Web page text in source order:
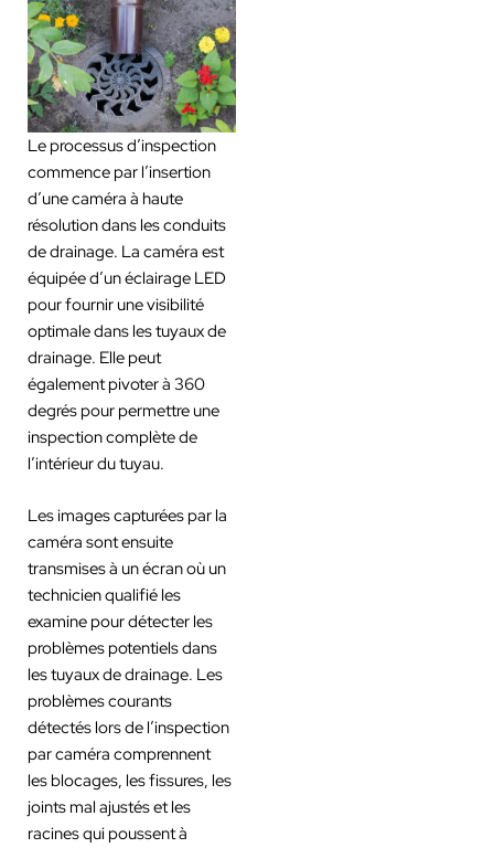
Le processus d’inspection
commence par l’insertion
d’une caméra à haute
résolution dans les conduits
de drainage. La caméra est
équipée d’un éclairage LED
pour fournir une visibilité
optimale dans les tuyaux de
drainage. Elle peut
également pivoter à 360
degrés pour permettre une
inspection complète de
l’intérieur du tuyau.
Les images capturées par la
caméra sont ensuite
transmises à un écran où un
technicien qualifié les
examine pour détecter les
problèmes potentiels dans
les tuyaux de drainage. Les
problèmes courants
détectés lors de l’inspection
par caméra comprennent
les blocages, les fissures, les
joints mal ajustés et les
racines qui poussent à